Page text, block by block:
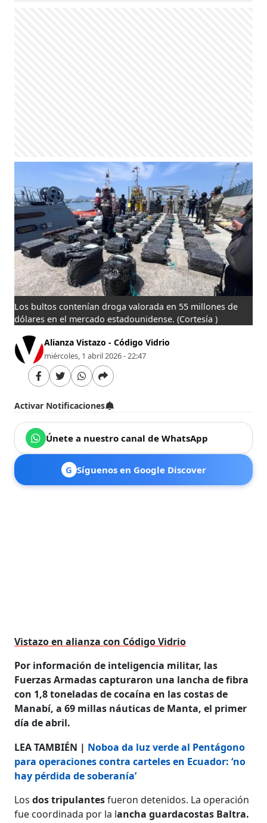
Los bultos contenían droga valorada en 55 millones de
dólares en el mercado estadounidense. (Cortesía )
Alianza Vistazo - Código Vidrio
miércoles, 1 abril 2026 - 22:47
Activar Notificaciones
Únete a nuestro canal de WhatsApp
G Síguenos en Google Discover
Vistazo en alianza con Código Vidrio
Por información de inteligencia militar, las
Fuerzas Armadas capturaron una lancha de fibra
con 1,8 toneladas de cocaína en las costas de
Manabí, a 69 millas náuticas de Manta, el primer
día de abril.
LEA TAMBIÉN | Noboa da luz verde al Pentágono
para operaciones contra carteles en Ecuador: ‘no
hay pérdida de soberanía’
Losdos tripulantesfueron detenidos. La operación
fue coordinada por la lancha guardacostas Baltra.